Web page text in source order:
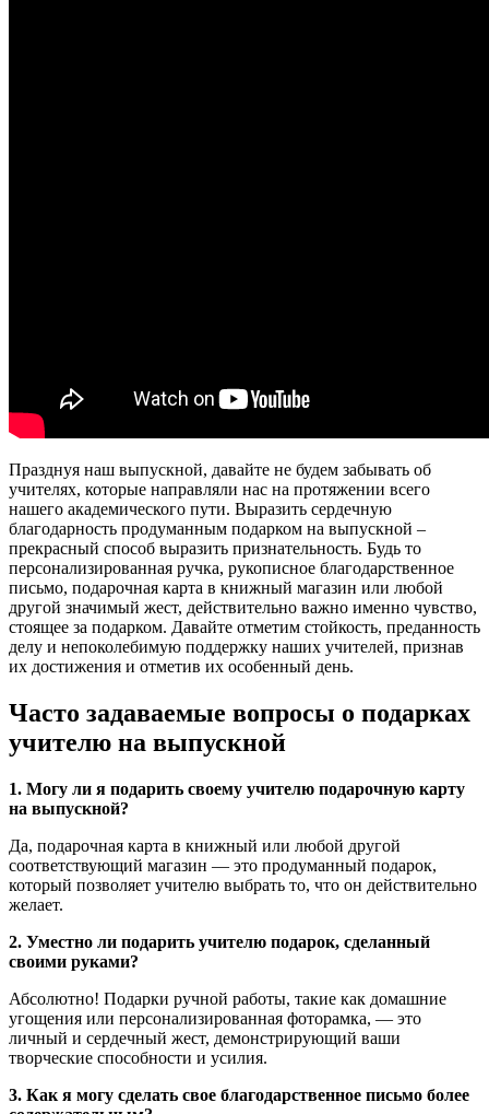
Празднуя наш выпускной, давайте не будем забывать об
учителях, которые направляли нас на протяжении всего
нашего академического пути. Выразить сердечную
благодарность продуманным подарком на выпускной –
прекрасный способ выразить признательность. Будь то
персонализированная ручка, рукописное благодарственное
письмо, подарочная карта в книжный магазин или любой
другой значимый жест, действительно важно именно чувство,
стоящее за подарком. Давайте отметим стойкость, преданность
делу и непоколебимую поддержку наших учителей, признав
их достижения и отметив их особенный день.
Часто задаваемые вопросы о подарках
учителю на выпускной
1. Могу ли я подарить своему учителю подарочную карту
на выпускной?
Да, подарочная карта в книжный или любой другой
соответствующий магазин — это продуманный подарок,
который позволяет учителю выбрать то, что он действительно
желает.
2. Уместно ли подарить учителю подарок, сделанный
своими руками?
Абсолютно! Подарки ручной работы, такие как домашние
угощения или персонализированная фоторамка, — это
личный и сердечный жест, демонстрирующий ваши
творческие способности и усилия.
3. Как я могу сделать свое благодарственное письмо более